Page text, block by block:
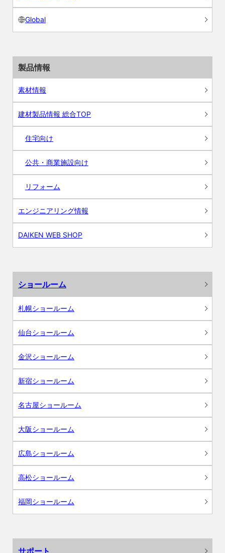
Global
製品情報
素材情報
建材製品情報 総合TOP
住宅向け
公共・商業施設向け
リフォーム
エンジニアリング情報
DAIKEN WEB SHOP
ショールーム
札幌ショールーム
仙台ショールーム
金沢ショールーム
新宿ショールーム
名古屋ショールーム
大阪ショールーム
広島ショールーム
高松ショールーム
福岡ショールーム
サポート